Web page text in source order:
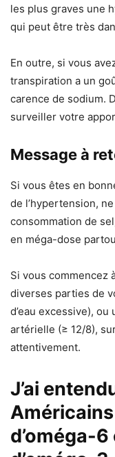
les plus graves une
qui peut être très
En outre, si vous
transpiration a un
carence de sodium.
surveiller votre
Message à
Si vous êtes en
de l’hypertension,
consommation de
en méga-dose
Si vous commencez
diverses parties de
d’eau excessive),
artérielle (≥ 12/8),
attentivement.
J’ai
d’oméga-